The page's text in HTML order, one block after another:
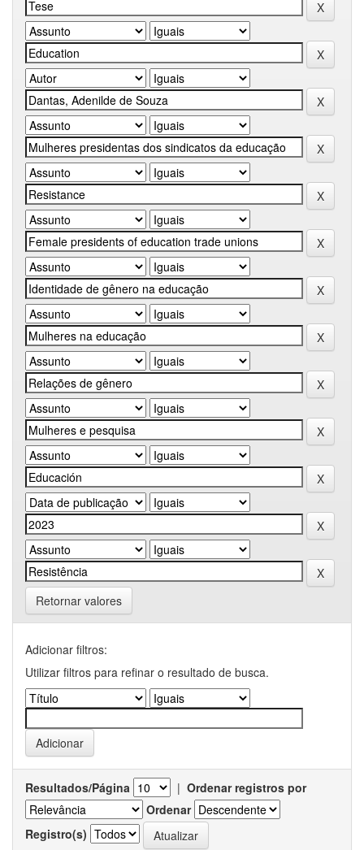
Retornar valores
Adicionar filtros:
Utilizar filtros para refinar o resultado de busca.
Resultados/Página | Ordenar registros por
Ordenar
Registro(s)